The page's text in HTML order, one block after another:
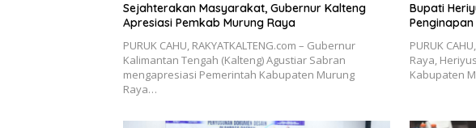
Sejahterakan Masyarakat, Gubernur Kalteng
Apresiasi Pemkab Murung Raya
PURUK CAHU, RAKYATKALTENG.com – Gubernur
Kalimantan Tengah (Kalteng) Agustiar Sabran
mengapresiasi Pemerintah Kabupaten Murung
Raya…
Bupati
PURUK
Raya,
Kabupaten